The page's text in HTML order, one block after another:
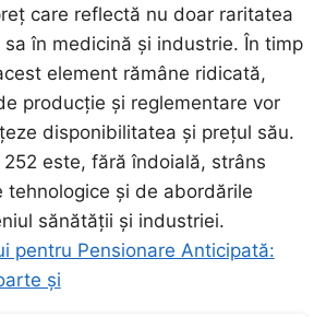
care reflectă nu doar raritatea
în medicină și industrie. În timp
element rămâne ridicată,
producție și reglementare vor
disponibilitatea și prețul său.
este, fără îndoială, strâns
tehnologice și de abordările
sănătății și industriei.
pentru Pensionare Anticipată:
și